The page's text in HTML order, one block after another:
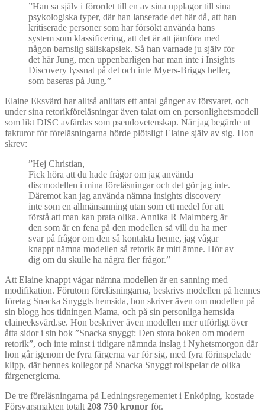
”Han sa själv i förordet till en av sina upplagor till sina
psykologiska typer, där han lanserade det här då, att han
kritiserade personer som har försökt använda hans
system som klassificering, att det är att jämföra med
någon barnslig sällskapslek. Så han varnade ju själv för
det här Jung, men uppenbarligen har man inte i Insights
Discovery lyssnat på det och inte Myers-Briggs heller,
som baseras på Jung.”
Elaine Eksvärd har alltså anlitats ett antal gånger av försvaret, och
under sina retorikföreläsningar även talat om en personlighetsmodell
som likt DISC avfärdas som pseudovetenskap. När jag begärde ut
fakturor för föreläsningarna hörde plötsligt Elaine själv av sig. Hon
skrev:
”Hej Christian,
Fick höra att du hade frågor om jag använda
discmodellen i mina föreläsningar och det gör jag inte.
Däremot kan jag använda nämna insights discovery –
inte som en allmänsanning utan som ett medel för att
förstå att man kan prata olika. Annika R Malmberg är
den som är en fena på den modellen så vill du ha mer
svar på frågor om den så kontakta henne, jag vågar
knappt nämna modellen så retorik är mitt ämne. Hör av
dig om du skulle ha några fler frågor.”
Att Elaine knappt vågar nämna modellen är en sanning med
modifikation. Förutom föreläsningarna, beskrivs modellen på hennes
företag Snacka Snyggts hemsida, hon skriver även om modellen på
sin blogg hos tidningen Mama, och på sin personliga hemsida
elaineeksvärd.se. Hon beskriver även modellen mer utförligt över
åtta sidor i sin bok ”Snacka snyggt: Den stora boken om modern
retorik”, och inte minst i tidigare nämnda inslag i Nyhetsmorgon där
hon går igenom de fyra färgerna var för sig, med fyra förinspelade
klipp, där hennes kollegor på Snacka Snyggt rollspelar de olika
färgenergierna.
De tre föreläsningarna på Ledningsregementet i Enköping, kostade
Försvarsmakten totalt 208 750 kronor för.